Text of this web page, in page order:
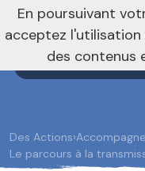
nivo_2026: 1
Des Actions›
Le parcours à la
En poursuivant
acceptez
des contenus